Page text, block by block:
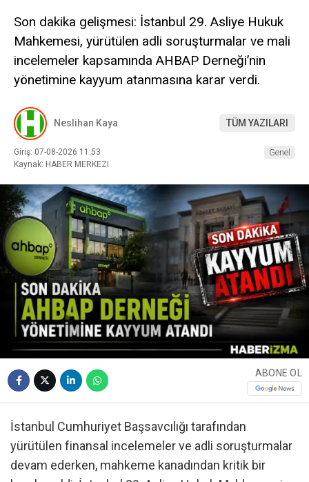
Son dakika gelişmesi: İstanbul 29. Asliye Hukuk
Mahkemesi, yürütülen adli soruşturmalar ve mali
incelemeler kapsamında AHBAP Derneği’nin
yönetimine kayyum atanmasına karar verdi.
Neslihan Kaya TÜM YAZILARI
Giriş: 07-08-2026 11:53
Kaynak: HABER MERKEZI
Genel
ABONE OL
İstanbul Cumhuriyet Başsavcılığı tarafından
yürütülen finansal incelemeler ve adli soruşturmalar
devam ederken, mahkeme kanadından kritik bir